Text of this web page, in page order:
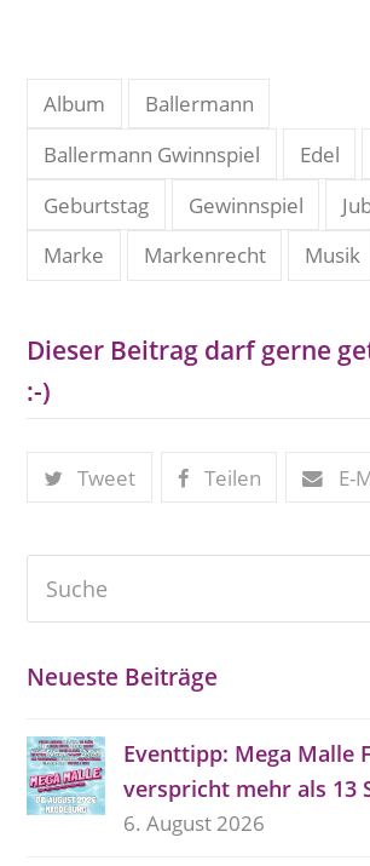
Album
Ballermann
Ballermann Gwinnspiel
Edel
Geburtstag
Gewinnspiel
Marke
Markenrecht Musik
Dieser Beitrag darf gerne
:-)
Tweet Teilen E-
Neueste Beiträge
Eventtipp: Mega Malle
verspricht mehr als 13
6. August 2026